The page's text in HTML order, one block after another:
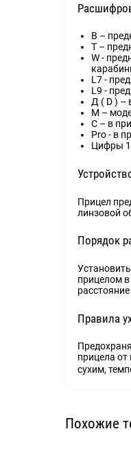
В –
Т –
W -
L7 -
L9 -
Д ( D ) –
М –
С – в
Pro - в
Цифры
Прицел
линзовой
Порядок
прицелом
Правила
прицела
сухим,
Похожие